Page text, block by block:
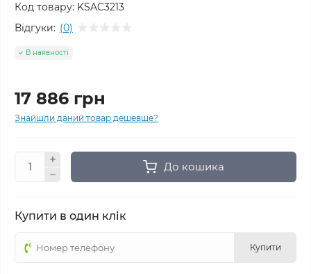
Код товару: KSAC3213
Відгуки: (0)
В наявності
17 886 грн
Знайшли даний товар дешевше?
До кошика
Купити в один клік
Купити